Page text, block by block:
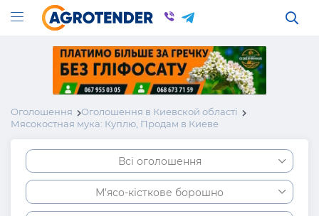
Оголошення
Оголошення в Киевской області
Мясокостная мука: Куплю, Продам в Киеве
Всі оголошення
М'ясо-кісткове борошно